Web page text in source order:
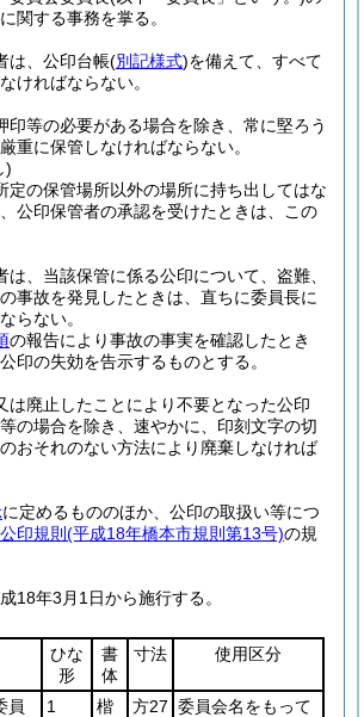
関する事務を掌る。
は、公印台帳(別記様式)を備えて、すべて
ければならない。
印等の必要がある場合を除き、常に堅ろう
重に保管しなければならない。
)
定の保管場所以外の場所に持ち出してはな
公印保管者の承認を受けたときは、この
は、当該保管に係る公印について、盗難、
事故を発見したときは、直ちに委員長に
らない。
の報告により事故の事実を確認したとき
印の失効を告示するものとする。
は廃止したことにより不要となった公印
の場合を除き、速やかに、印刻文字の切
おそれのない方法により廃棄しなければ
に定めるもののほか、公印の取扱い等につ
印規則 (平成18年橋本市規則第13号)の規
18年3月1日から施行する。
ひな
形
書
体
寸法 使用区分
員
1
楷
方27 委員会名をもって